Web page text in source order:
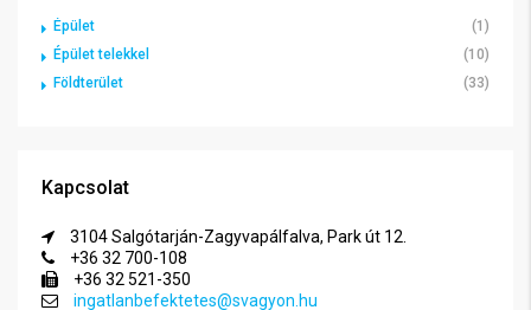
Épület
(1)
Épület telekkel
(10)
Földterület
(33)
Kapcsolat
3104 Salgótarján-Zagyvapálfalva, Park út 12.
+36 32 700-108
+36 32 521-350
ingatlanbefektetes@svagyon.hu